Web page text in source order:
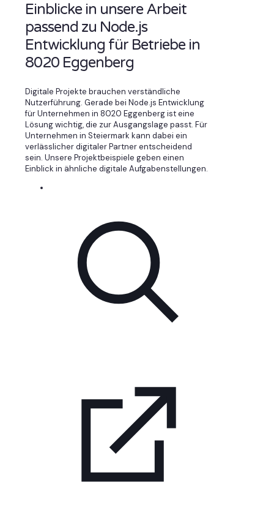
Einblicke in unsere Arbeit
passend zu Node.js
Entwicklung für Betriebe in
8020 Eggenberg
Digitale Projekte brauchen verständliche
Nutzerführung. Gerade bei Node.js Entwicklung
für Unternehmen in 8020 Eggenberg ist eine
Lösung wichtig, die zur Ausgangslage passt. Für
Unternehmen in Steiermark kann dabei ein
verlässlicher digitaler Partner entscheidend
sein. Unsere Projektbeispiele geben einen
Einblick in ähnliche digitale Aufgabenstellungen.